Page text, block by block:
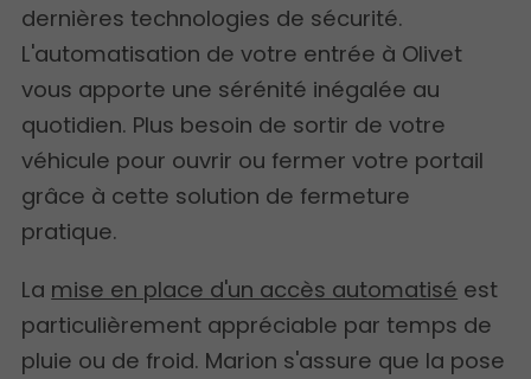
dernières technologies de sécurité.
L'automatisation de votre entrée à Olivet
vous apporte une sérénité inégalée au
quotidien. Plus besoin de sortir de votre
véhicule pour ouvrir ou fermer votre portail
grâce à cette solution de fermeture
pratique.
La mise en place d'un accès automatisé est
particulièrement appréciable par temps de
pluie ou de froid. Marion s'assure que la pose